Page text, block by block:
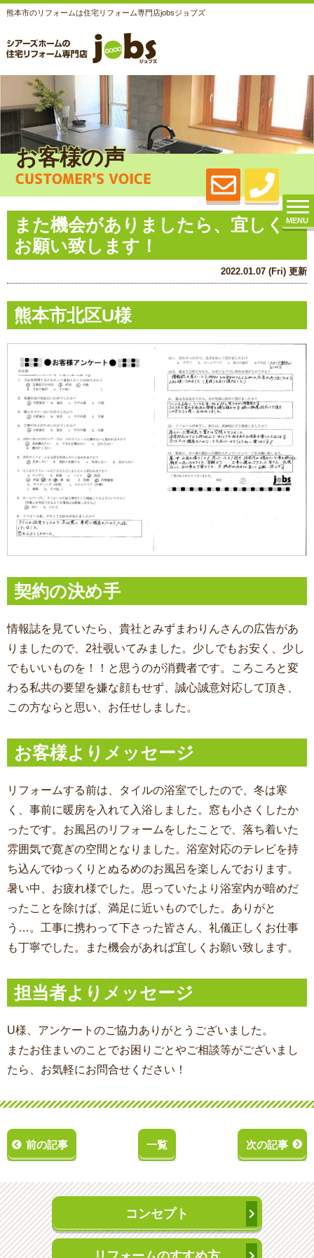
熊本市のリフォームは住宅リフォーム専門店jobsジョブズ
MENU
お客様の声
CUSTOMER'S VOICE
また機会がありましたら、宜しく
お願い致します！
2022.01.07 (Fri) 更新
熊本市北区U様
契約の決め手
情報誌を見ていたら、貴社とみずまわりんさんの広告があ
りましたので、2社覗いてみました。少しでもお安く、少し
でもいいものを！！と思うのが消費者です。ころころと変
わる私共の要望を嫌な顔もせず、誠心誠意対応して頂き、
この方ならと思い、お任せしました。
お客様よりメッセージ
リフォームする前は、タイルの浴室でしたので、冬は寒
く、事前に暖房を入れて入浴しました。窓も小さくしたか
ったです。お風呂のリフォームをしたことで、落ち着いた
雰囲気で寛ぎの空間となりました。浴室対応のテレビを持
ち込んでゆっくりとぬるめのお風呂を楽しんでおります。
暑い中、お疲れ様でした。思っていたより浴室内が暗めだ
ったことを除けば、満足に近いものでした。ありがと
う…。工事に携わって下さった皆さん、礼儀正しくお仕事
も丁寧でした。また機会があれば宜しくお願い致します。
担当者よりメッセージ
U様、アンケートのご協力ありがとうございました。
またお住まいのことでお困りごとやご相談等がございまし
たら、お気軽にお問合せください！
前の記事 一覧 次の記事
コンセプト